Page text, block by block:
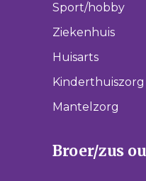
Sport/hobby
Ziekenhuis
Huisarts
Kinderthuiszorg
Mantelzorg
Broer/zus